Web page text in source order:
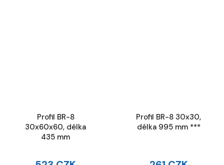
Profil BR-8
30x60x60, délka
435 mm
Profil BR-8 30x30,
délka 995 mm ***